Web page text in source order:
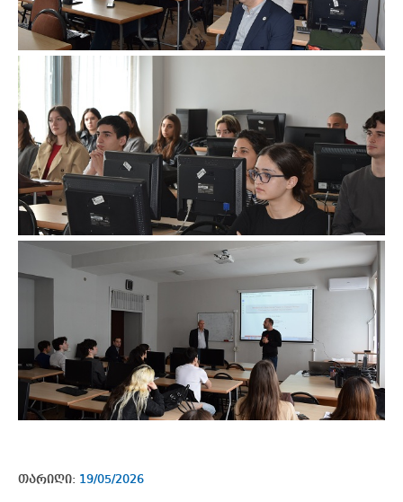
თარიღი: 19/05/2026